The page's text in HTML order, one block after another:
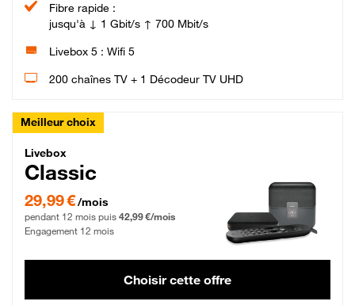
Fibre rapide :
jusqu'à ↓ 1 Gbit/s ↑ 700 Mbit/s
Livebox 5 : Wifi 5
200 chaînes TV + 1 Décodeur TV UHD
Meilleur choix
Livebox Classic Fibre
Livebox
Classic
29,99 € par mois pendant 12 mois puis 42,99 € par mois, Engagement 12 mois
29,99 €/mois
pendant 12 mois puis 42,99 €/mois
Engagement 12 mois
Choisir cette offre